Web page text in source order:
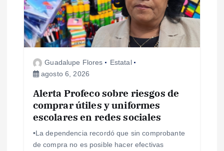
Guadalupe Flores
Estatal
agosto 6, 2026
Alerta Profeco sobre riesgos de
comprar útiles y uniformes
escolares en redes sociales
•La dependencia recordó que sin comprobante
de compra no es posible hacer efectivas